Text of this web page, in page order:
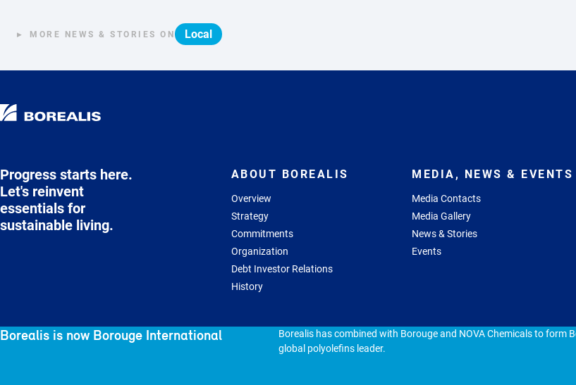
Borealis is now Borouge International
Borealis has combined with Borouge and NOVA Chemicals to form
global polyolefins leader.
MORE NEWS & STORIES ON Local
Progress starts here.
Let's reinvent
essentials for
sustainable living.
ABOUT BOREALIS
Overview
Strategy
Commitments
Organization
Debt Investor Relations
History
MEDIA, NEWS & EVENTS
Media Contacts
Media Gallery
News & Stories
Events